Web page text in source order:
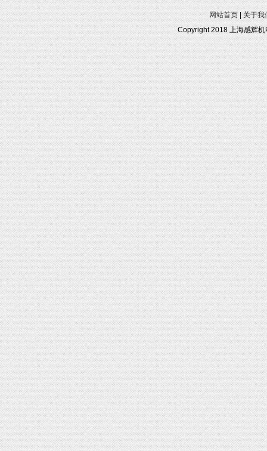
网站首页 |关于我
Copyright 2018 上海感辉